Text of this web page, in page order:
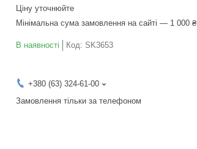
Ціну уточнюйте
Мінімальна сума замовлення на сайті — 1 000 ₴
В наявності Код: SK3653
+380 (63) 324-61-00
Замовлення тільки за телефоном